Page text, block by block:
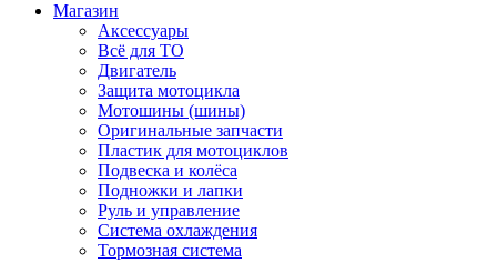
Магазин
Аксессуары
Всё для ТО
Двигатель
Защита мотоцикла
Мотошины (шины)
Оригинальные запчасти
Пластик для мотоциклов
Подвеска и колёса
Подножки и лапки
Руль и управление
Система охлаждения
Тормозная система